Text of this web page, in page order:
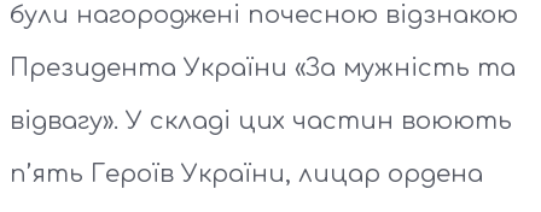
були нагороджені почесною відзнакою
Президента України «За мужність та
відвагу». У складі цих частин воюють
п’ять Героїв України, лицар ордена